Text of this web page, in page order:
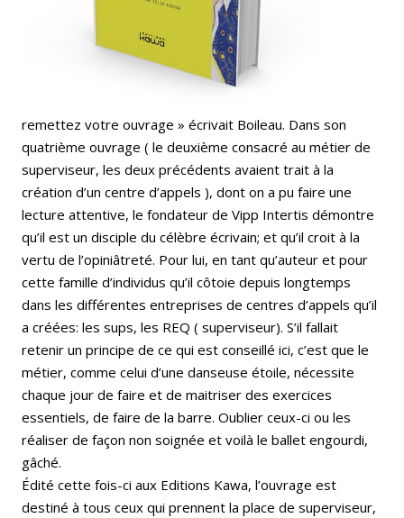
remettez votre ouvrage » écrivait Boileau. Dans son
quatrième ouvrage ( le deuxième consacré au métier de
superviseur, les deux précédents avaient trait à la
création d’un centre d’appels ), dont on a pu faire une
lecture attentive, le fondateur de Vipp Intertis démontre
qu’il est un disciple du célèbre écrivain; et qu’il croit à la
vertu de l’opiniâtreté. Pour lui, en tant qu’auteur et pour
cette famille d’individus qu’il côtoie depuis longtemps
dans les différentes entreprises de centres d’appels qu’il
a créées: les sups, les REQ ( superviseur). S’il fallait
retenir un principe de ce qui est conseillé ici, c’est que le
métier, comme celui d’une danseuse étoile, nécessite
chaque jour de faire et de maitriser des exercices
essentiels, de faire de la barre. Oublier ceux-ci ou les
réaliser de façon non soignée et voilà le ballet engourdi,
gâché.
Édité cette fois-ci aux Editions Kawa, l’ouvrage est
destiné à tous ceux qui prennent la place de superviseur,